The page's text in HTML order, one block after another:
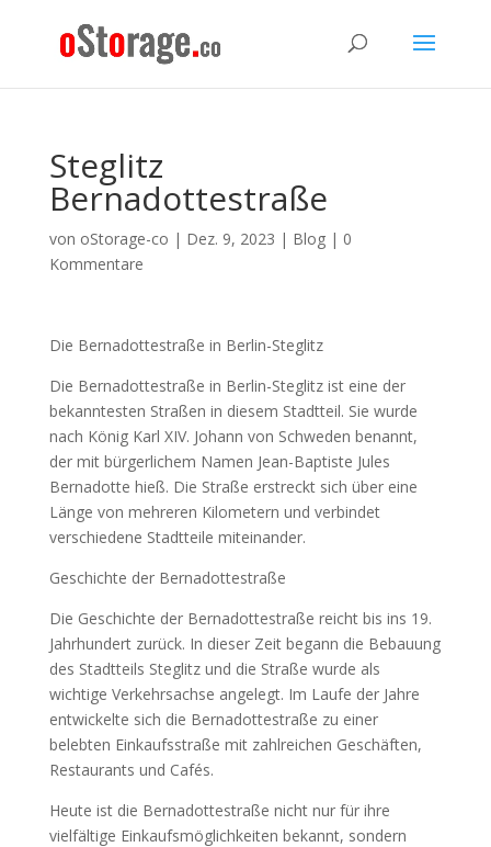
Steglitz
Bernadottestraße
von oStorage-co | Dez. 9, 2023 | Blog| 0
Kommentare
Die Bernadottestraße in Berlin-Steglitz
Die Bernadottestraße in Berlin-Steglitz ist eine der
bekanntesten Straßen in diesem Stadtteil. Sie wurde
nach König Karl XIV. Johann von Schweden benannt,
der mit bürgerlichem Namen Jean-Baptiste Jules
Bernadotte hieß. Die Straße erstreckt sich über eine
Länge von mehreren Kilometern und verbindet
verschiedene Stadtteile miteinander.
Geschichte der Bernadottestraße
Die Geschichte der Bernadottestraße reicht bis ins 19.
Jahrhundert zurück. In dieser Zeit begann die Bebauung
des Stadtteils Steglitz und die Straße wurde als
wichtige Verkehrsachse angelegt. Im Laufe der Jahre
entwickelte sich die Bernadottestraße zu einer
belebten Einkaufsstraße mit zahlreichen Geschäften,
Restaurants und Cafés.
Heute ist die Bernadottestraße nicht nur für ihre
vielfältige Einkaufsmöglichkeiten bekannt, sondern